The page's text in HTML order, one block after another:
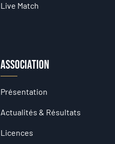
Live Match
Association
Présentation
Actualités & Résultats
Licences